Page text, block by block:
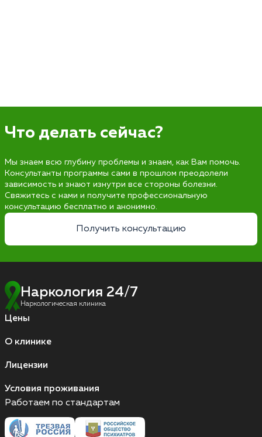
Что делать сейчас?
Мы знаем всю глубину проблемы и знаем, как Вам помочь.
Консультанты программы сами в прошлом преодолели
зависимость и знают изнутри все стороны болезни.
Свяжитесь с нами и получите профессиональную
консультацию бесплатно и анонимно.
Получить консультацию
Наркология 24/7
Наркологическая клиника
Цены
О клинике
Лицензии
Условия проживания
Работаем по стандартам